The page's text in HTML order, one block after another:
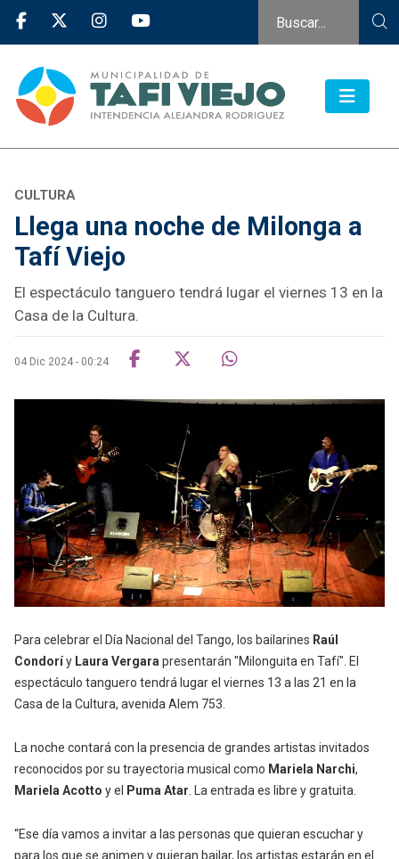
CULTURA
Llega una noche de Milonga a
Tafí Viejo
El espectáculo tanguero tendrá lugar el viernes 13 en la
Casa de la Cultura.
04 Dic 2024 - 00:24
Para celebrar el Día Nacional del Tango, los bailarines Raúl
Condoríy Laura Vergarapresentarán "Milonguita en Tafí". El
espectáculo tanguero tendrá lugar el viernes 13 a las 21 en la
Casa de la Cultura, avenida Alem 753.
La noche contará con la presencia de grandes artistas invitados
reconocidos por su trayectoria musical como Mariela Narchi,
Mariela Acotto yel Puma Atar. La entrada es libre y gratuita.
“Ese día vamos a invitar a las personas que quieran escuchar y
para los que se animen y quieran bailar, los artistas estarán en el